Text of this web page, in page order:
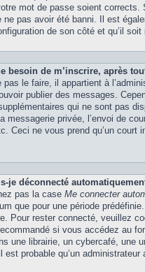
mot de passe soient
ne pas avoir été banni. Il est
de son côté et qu’il
besoin de m’inscrire, après
pas le faire, il appartient à
publier des messages.
qui ne sont pas
messagerie privée, l’envoi de
Ceci ne vous prend qu’un
je déconnecté
pas la case Me connecter
que pour une période
Pour rester connecté, veuillez
si vous accédez au
une librairie, un cybercafé, une
est probable qu’un